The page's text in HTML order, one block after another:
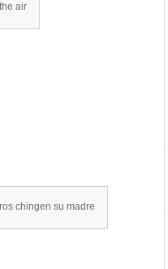
air
chingen su madre